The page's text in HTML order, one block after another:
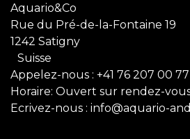
Aquario&Co
Rue du Pré-de-la-Fontaine 19
1242 Satigny
Suisse
Appelez-nous : +41 76 207 00 77
Horaire: Ouvert sur rendez-
Ecrivez-nous : info@aquario-